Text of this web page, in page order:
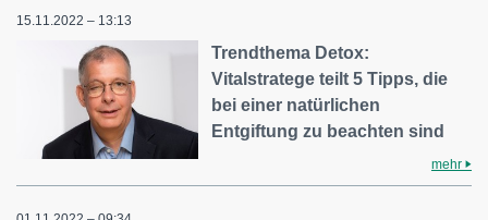
15.11.2022 – 13:13
Trendthema Detox:
Vitalstratege teilt 5 Tipps, die
bei einer natürlichen
Entgiftung zu beachten sind
mehr